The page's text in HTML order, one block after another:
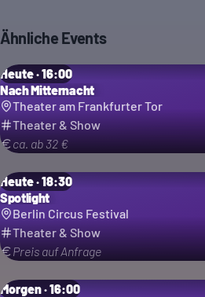
Ähnliche Events
Heute · 16:00
Nach Mitternacht
Theater am Frankfurter Tor
Theater & Show
ca. ab 32 €
Heute · 18:30
Spotlight
Berlin Circus Festival
Theater & Show
Preis auf Anfrage
Morgen · 16:00